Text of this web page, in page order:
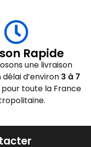
Rapide
une livraison
d’environ 3 à 7
toute la France